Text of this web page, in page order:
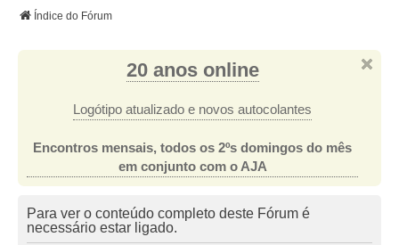
Índice do Fórum
20 anos online
Logótipo atualizado e novos autocolantes
Encontros mensais, todos os 2ºs domingos do mês
em conjunto com o AJA
Para ver o conteúdo completo deste Fórum é
necessário estar ligado.